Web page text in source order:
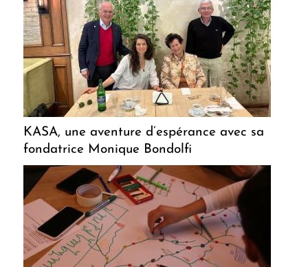
KASA, une aventure d’espérance avec sa
fondatrice Monique Bondolfi